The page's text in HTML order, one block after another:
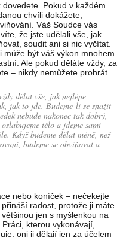
Pokud v každém
chvíli dokážete,
Váš Soudce vás
že jste udělali vše, jak
soudit ani si nic vyčítat.
být váš výkon mnohem
Ale pokud děláte vždy, za
– nikdy nemůžete prohrát.
dělat vše, jak nejlépe
jak to jde. Budeme-li se snažit
nebude nakonec tak dobrý,
tělo a jdeme sami
Když budeme dělat méně, než
budeme se obviňovat a
nebo koníček – nečekejte
radost, protože ji máte
jen s myšlenkou na
kterou vykonávají,
oni ji dělají jen za účelem